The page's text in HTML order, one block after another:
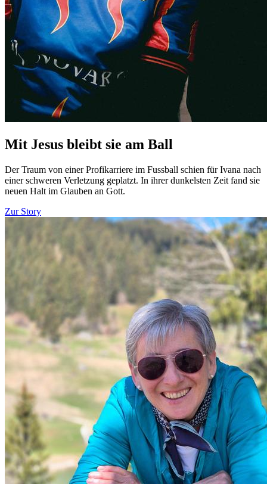
Mit Jesus bleibt sie am Ball
Der Traum von einer Profikarriere im Fussball schien für Ivana nach
einer schweren Verletzung geplatzt. In ihrer dunkelsten Zeit fand sie
neuen Halt im Glauben an Gott.
Zur Story